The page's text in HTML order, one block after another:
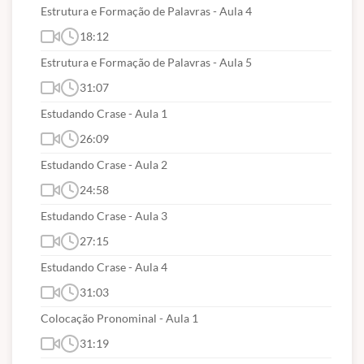
2) PROVA DISCURSIVA (REDAÇÃO)
1. Técnicas de Redação.
3) REDAÇÃO OFICIAL
1. Teoria e exercícios.
4) LEGISLAÇÃO E ÉTICA NO SERVIÇO PÚBLICO:
Lei Estadual Nº. 5.810/1994 e alterações (Regime
Jurídico Único dos Servidores Públicos Civis da
Administração Direta, das Autarquias e das
Estrutura e Formação de Palavras - Aula 4
18:12
Estrutura e Formação de Palavras - Aula 5
31:07
Estudando Crase - Aula 1
26:09
Estudando Crase - Aula 2
24:58
Estudando Crase - Aula 3
27:15
Estudando Crase - Aula 4
31:03
Colocação Pronominal - Aula 1
31:19